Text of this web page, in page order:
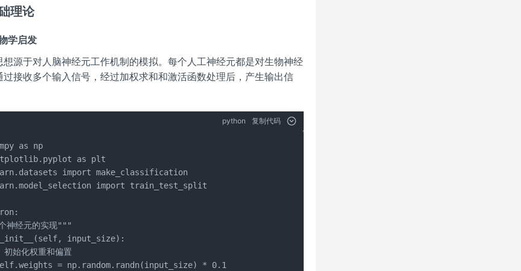
理论
学启发
想源于对人脑神经元工作机制的模拟。每个人工神经元都是对生物神经
过接收多个输入信号，经过加权求和和激活函数处理后，产生输出信
python 复制代码
as np
as plt
import make_classification
import train_test_split
神经元的实现"""
input_size):
始化权重和偏置
= np.random.randn(input_size) * 0.1